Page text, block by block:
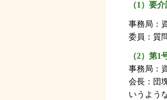
（1）要
事務局：
委員：質
（2）第
事務局：
会長：団
いうよう